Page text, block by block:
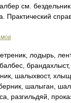
см.
Практический
лодырь,
брандахлыст,
шалыхвост,
шалыган,
разгильдяй,